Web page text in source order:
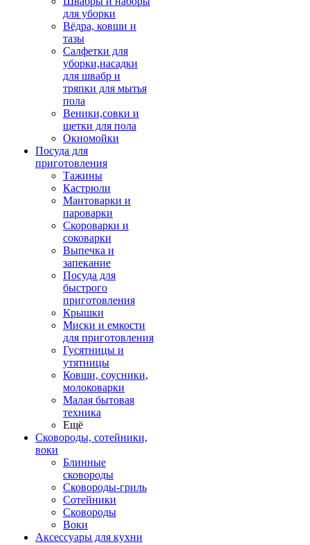
для уборки
Вёдра, ковши и
тазы
Салфетки для
уборки,насадки
для швабр и
тряпки для мытья
пола
Веники,совки и
щетки для пола
Окномойки
Посуда для
приготовления
Тажины
Кастрюли
Мантоварки и
пароварки
Скороварки и
соковарки
Выпечка и
запекание
Посуда для
быстрого
приготовления
Крышки
Миски и емкости
для приготовления
Гусятницы и
утятницы
Ковши, соусники,
молоковарки
Малая бытовая
техника
Ещё
Сковороды, сотейники,
воки
Блинные
сковороды
Сковороды-гриль
Сотейники
Сковороды
Воки
Аксессуары для кухни